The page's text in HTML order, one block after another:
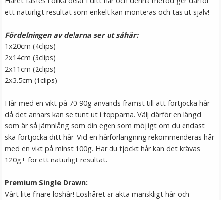
79 kr
Hårkrans bohemian lila till Midsommar
★★ ★ ★ ★
ett naturligt resultat som enkelt kan monteras och tas ut själv!
Fördelningen av delarna ser ut såhär:
1x20cm (4clips)
2x14cm (3clips)
2x11cm (2clips)
2x3.5cm (1clips)
Hår med en vikt på 70-90g används främst till att förtjocka hår
då det annars kan se tunt ut i topparna. Välj därför en längd
som är så jämnlång som din egen som möjligt om du endast
ska förtjocka ditt hår. Vid en hårförlängning rekommenderas hår
med en vikt på minst 100g. Har du tjockt hår kan det krävas
120g+ för ett naturligt resultat.
Premium Single Drawn:
Vårt lite finare löshår! Löshåret är äkta mänskligt hår och